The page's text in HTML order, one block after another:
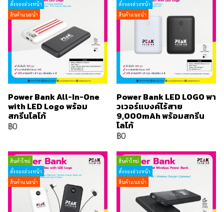
สั่งจองล่วงหน้า
สินค้าแนะนำ
Power Bank All-In-One
with LED Logo พร้อม
สกรีนโลโก้
฿0
สั่งจองล่วงหน้า
สินค้าแนะนำ
Power Bank LED LOGO พา
วเวอร์แบงค์ไร้สาย
9,000mAh พร้อมสกรีน
โลโก้
฿0
สินค้าใหม่
สั่งจองล่วงหน้า
สินค้าแนะนำ
สินค้าใหม่
สั่งจองล่วงหน้า
สินค้าแนะนำ